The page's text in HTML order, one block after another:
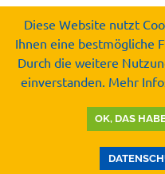
#GUTfuerToenisvorst
#tönisvorst
Video
Auf Facebook ansehen ·
GUT -
ältere
Beiträge?
Copyright by
Gemeinschaft
© 2008-2026
Diese Website nutzt
Ihnen eine bestmögliche
Durch die weitere
einverstanden. Mehr
OK, DAS